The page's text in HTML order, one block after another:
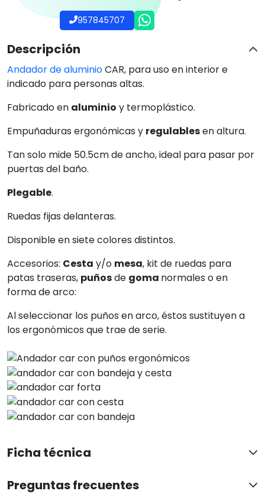
957845707
Descripción
Andador de aluminioCAR, para uso en interior e
indicado para personas altas.
Fabricado en aluminio y termoplástico.
Empuñaduras ergonómicas y regulablesen altura.
Tan solo mide 50.5cm de ancho, ideal para pasar por
puertas del baño.
Plegable.
Ruedas fijas delanteras.
Disponible en siete colores distintos.
Accesorios: Cesta y/o mesa, kit de ruedas para
patas traseras, puñosde goma normales o en
forma de arco:
Al seleccionar los puños en arco, éstos sustituyen a
los ergonómicos que trae de serie.
Ficha técnica
Preguntas frecuentes